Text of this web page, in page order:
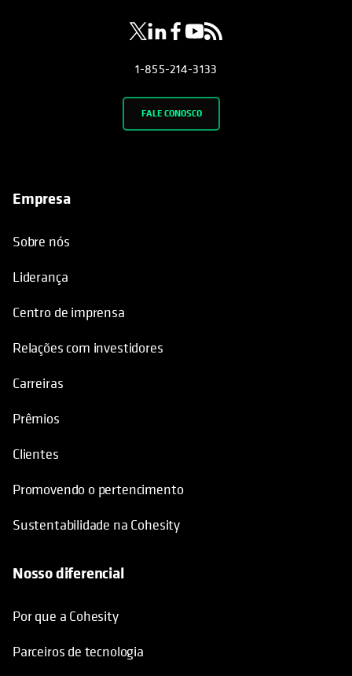
1-855-214-3133
FALE CONOSCO
Empresa
Sobre nós
Liderança
Centro de imprensa
Relações com investidores
Carreiras
Prêmios
Clientes
Promovendo o pertencimento
Sustentabilidade na Cohesity
Nosso diferencial
Por que a Cohesity
Parceiros de tecnologia